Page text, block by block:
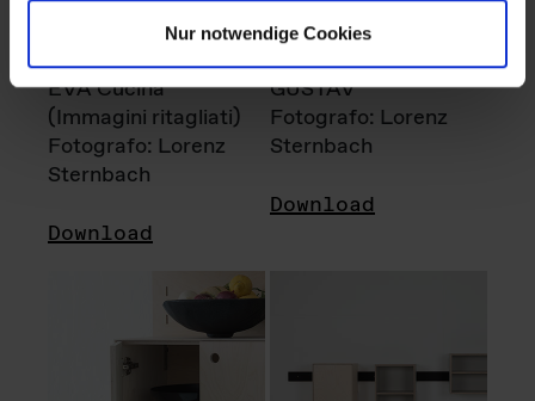
Nur notwendige Cookies
EVA Cucina
(Immagini ritagliati)
Fotografo: Lorenz
Sternbach
Download
GUSTAV
Fotografo: Lorenz
Sternbach
Download